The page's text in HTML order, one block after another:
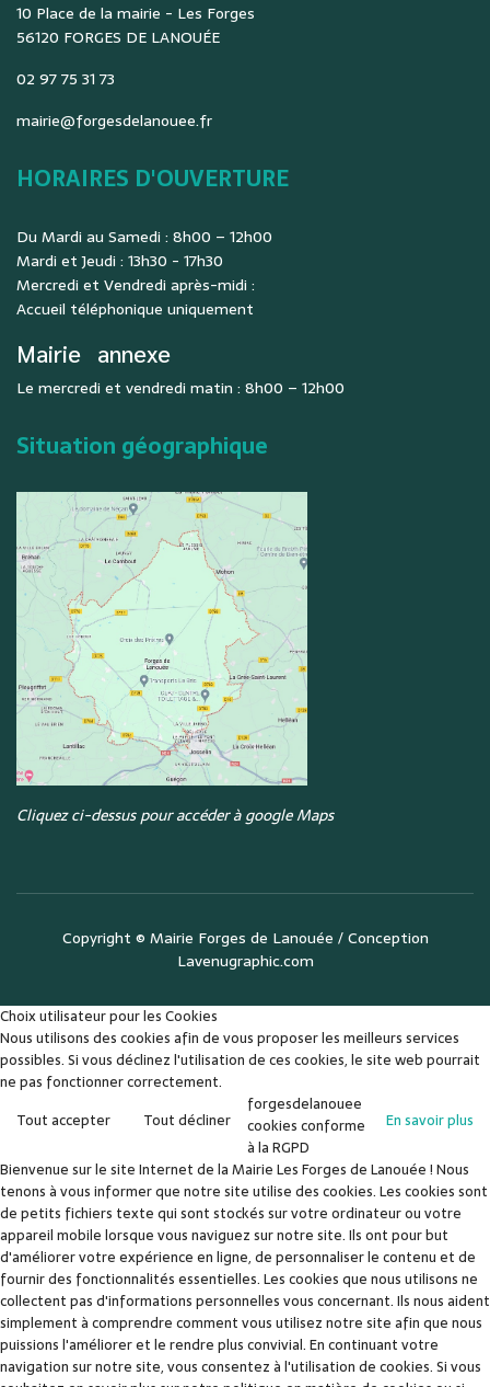
10 Place de la mairie - Les Forges
56120 FORGES DE LANOUÉE
02 97 75 31 73
mairie@forgesdelanouee.fr
HORAIRES D'OUVERTURE
Du Mardi au Samedi : 8h00 – 12h00
Mardi et Jeudi : 13h30 - 17h30
Mercredi et Vendredi après-midi :
Accueil téléphonique uniquement
Mairie annexe
Le mercredi et vendredi matin : 8h00 – 12h00
Situation géographique
Cliquez ci-dessus pour accéder à google Maps
Copyright © Mairie Forges de Lanouée / Conception
Lavenugraphic.com
Choix utilisateur pour les Cookies
Nous utilisons des cookies afin de vous proposer les meilleurs services
possibles. Si vous déclinez l'utilisation de ces cookies, le site web pourrait
ne pas fonctionner correctement.
Tout accepter
Tout décliner En savoir plus
forgesdelanouee
cookies conforme
à la RGPD
Bienvenue sur le site Internet de la Mairie Les Forges de Lanouée ! Nous
tenons à vous informer que notre site utilise des cookies. Les cookies sont
de petits fichiers texte qui sont stockés sur votre ordinateur ou votre
appareil mobile lorsque vous naviguez sur notre site. Ils ont pour but
d'améliorer votre expérience en ligne, de personnaliser le contenu et de
fournir des fonctionnalités essentielles. Les cookies que nous utilisons ne
collectent pas d'informations personnelles vous concernant. Ils nous aident
simplement à comprendre comment vous utilisez notre site afin que nous
puissions l'améliorer et le rendre plus convivial. En continuant votre
navigation sur notre site, vous consentez à l'utilisation de cookies. Si vous